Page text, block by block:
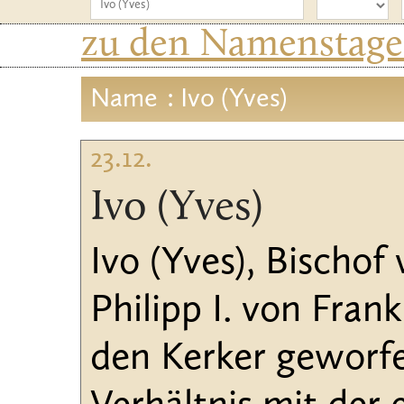
zu den
Name : Ivo (Yves)
23.12.
Ivo (Yves)
Ivo (Yves),
Philipp I. von
den Kerker